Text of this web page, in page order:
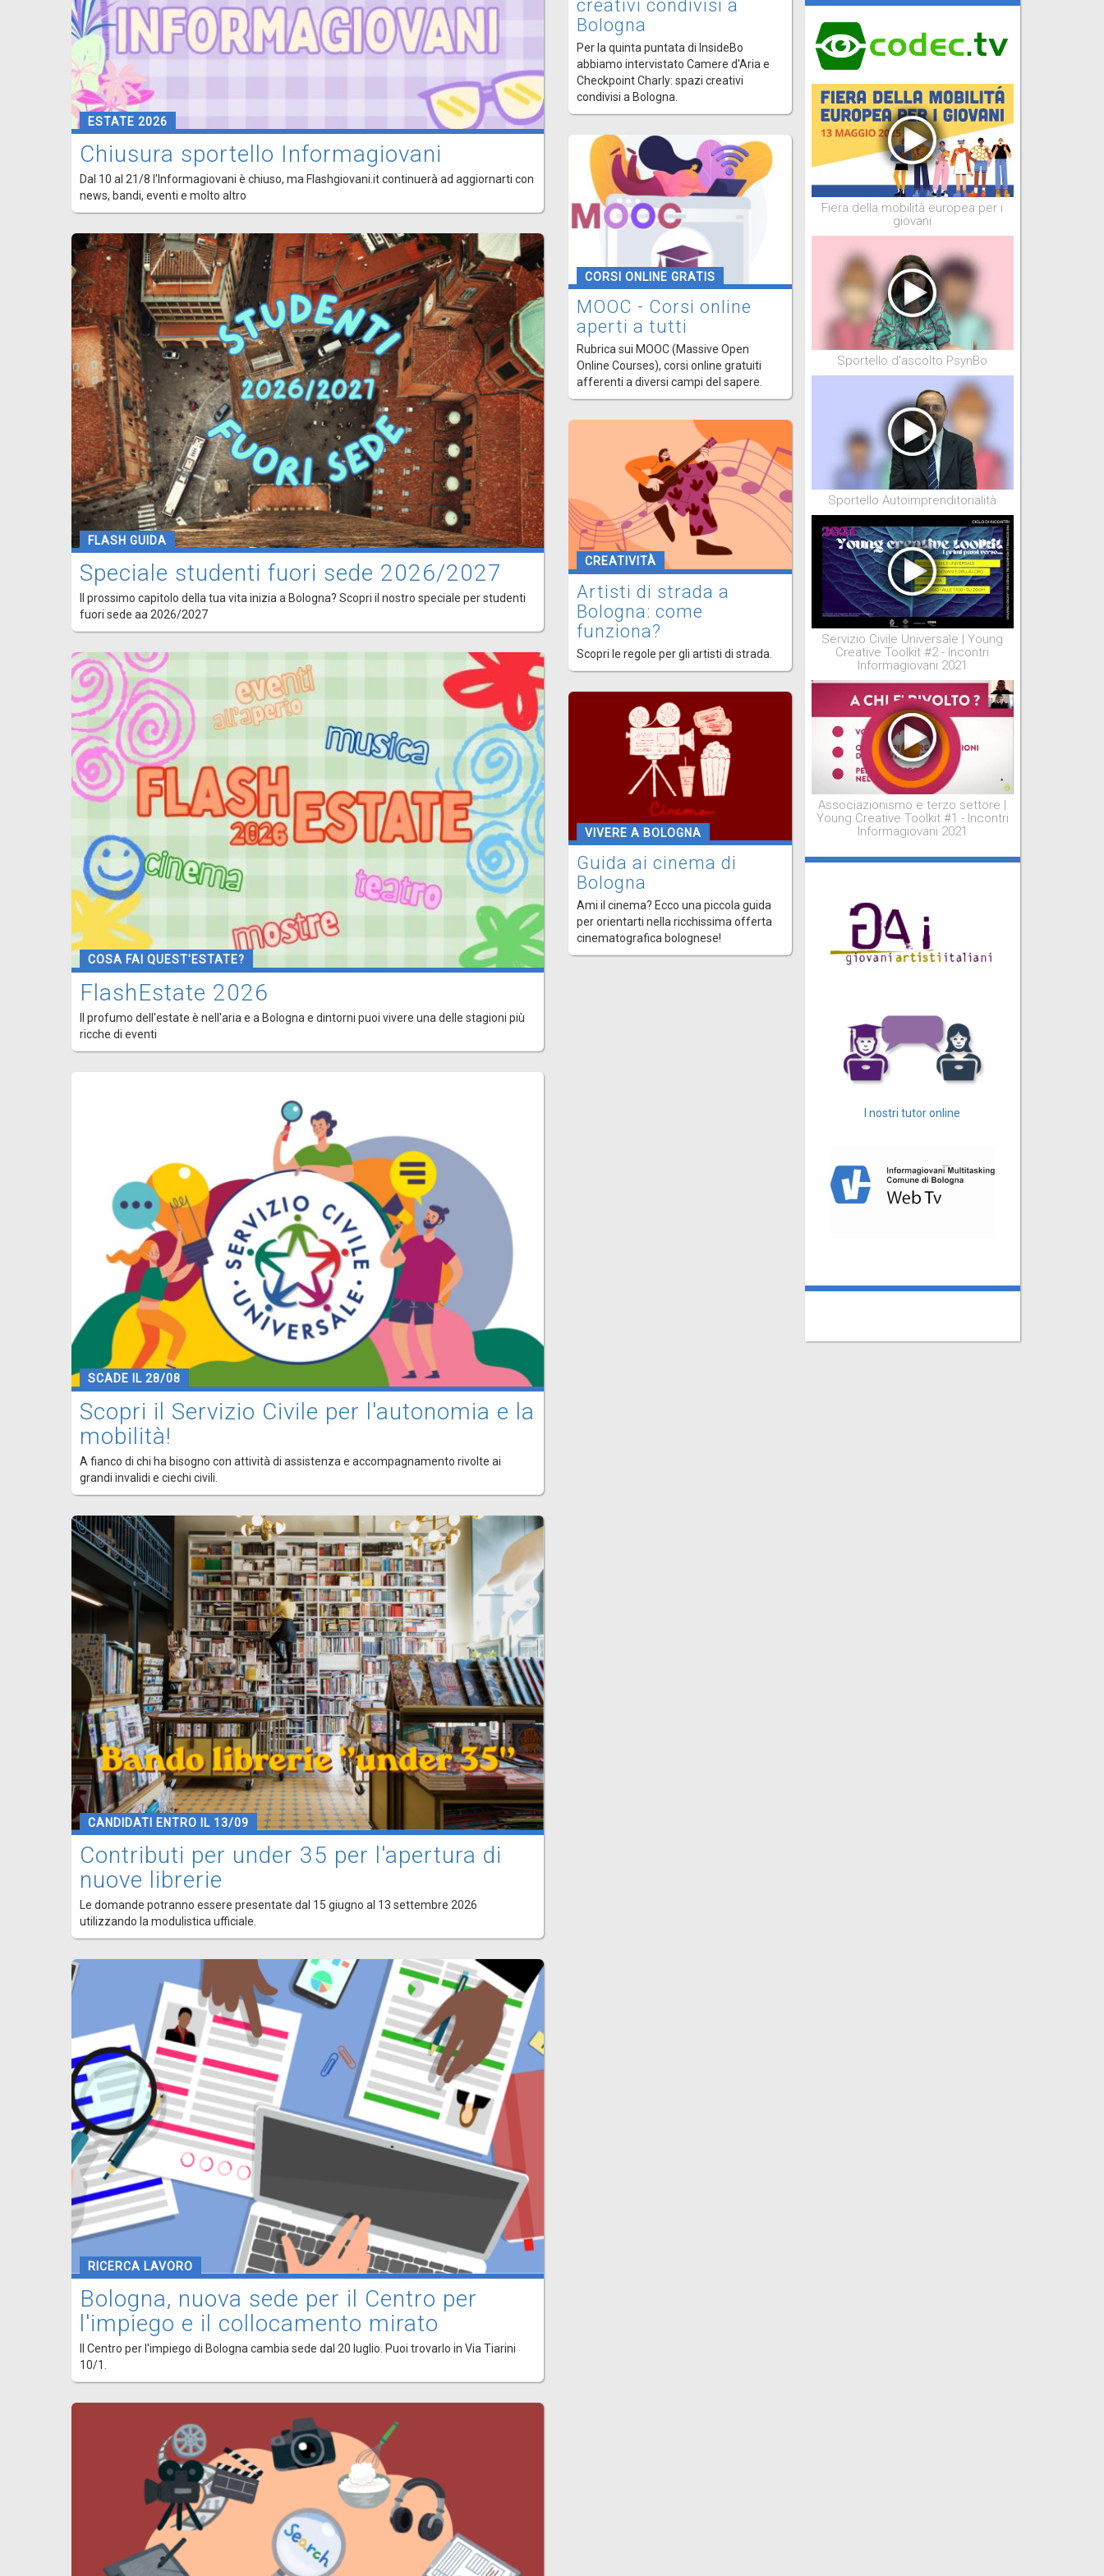
ESTATE 2026
Chiusura sportello Informagiovani
Dal 10 al 21/8 l'Informagiovani è chiuso, ma Flashgiovani.it continuerà ad aggiornarti con
news, bandi, eventi e molto altro
FLASH GUIDA
Speciale studenti fuori sede 2026/2027
Il prossimo capitolo della tua vita inizia a Bologna? Scopri il nostro speciale per studenti
fuori sede aa 2026/2027
COSA FAI QUEST'ESTATE?
FlashEstate 2026
Il profumo dell'estate è nell'aria e a Bologna e dintorni puoi vivere una delle stagioni più
ricche di eventi
SCADE IL 28/08
Scopri il Servizio Civile per l'autonomia e la
mobilità!
A fianco di chi ha bisogno con attività di assistenza e accompagnamento rivolte ai
grandi invalidi e ciechi civili.
CANDIDATI ENTRO IL 13/09
Contributi per under 35 per l'apertura di
nuove librerie
Le domande potranno essere presentate dal 15 giugno al 13 settembre 2026
utilizzando la modulistica ufficiale.
RICERCA LAVORO
Bologna, nuova sede per il Centro per
l'impiego e il collocamento mirato
Il Centro per l'impiego di Bologna cambia sede dal 20 luglio. Puoi trovarlo in Via Tiarini
10/1.
creativi condivisi a
Bologna
Per la quinta puntata di InsideBo
abbiamo intervistato Camere d'Aria e
Checkpoint Charly: spazi creativi
condivisi a Bologna.
CORSI ONLINE GRATIS
MOOC - Corsi online
aperti a tutti
Rubrica sui MOOC (Massive Open
Online Courses), corsi online gratuiti
afferenti a diversi campi del sapere.
CREATIVITÀ
Artisti di strada a
Bologna: come
funziona?
Scopri le regole per gli artisti di strada.
VIVERE A BOLOGNA
Guida ai cinema di
Bologna
Ami il cinema? Ecco una piccola guida
per orientarti nella ricchissima offerta
cinematografica bolognese!
Fiera della mobilità europea per i
giovani
Sportello d'ascolto PsynBo
Sportello Autoimprenditorialità
Servizio Civile Universale | Young
Creative Toolkit #2 - Incontri
Informagiovani 2021
Associazionismo e terzo settore |
Young Creative Toolkit #1 - Incontri
Informagiovani 2021
I nostri tutor online